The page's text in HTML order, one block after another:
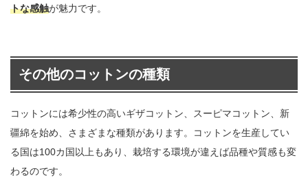
トな感触が魅力です。
その他のコットンの種類
コットンには希少性の高いギザコットン、スーピマコットン、新
疆綿を始め、さまざまな種類があります。コットンを生産してい
る国は100カ国以上もあり、栽培する環境が違えば品種や質感も変
わるのです。